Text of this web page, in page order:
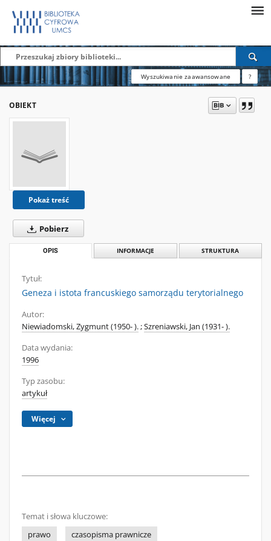
Wyszukiwanie zaawansowane ?
OBIEKT
Pokaż treść
Pobierz
OPIS INFORMACJE STRUKTURA
Tytuł:
Geneza i istota francuskiego samorządu terytorialnego
Autor:
Niewiadomski, Zygmunt (1950- ).;Szreniawski, Jan (1931- ).
Data wydania:
1996
Typ zasobu:
artykuł
Więcej
Temat i słowa kluczowe:
prawo
czasopisma prawnicze